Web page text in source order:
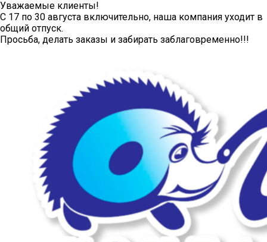
Уважаемые клиенты!
С 17 по 30 августа включительно, наша компания уходит в
общий отпуск.
Просьба, делать заказы и забирать заблаговременно!!!